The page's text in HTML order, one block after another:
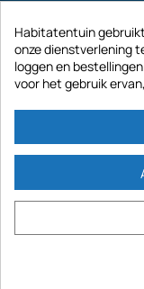
https://
kapitaal van €
GECODIS.SA opgericht
HOLDING
AL ONZE
Habitatentuin
onze dienstverlening
loggen en
voor het gebruik